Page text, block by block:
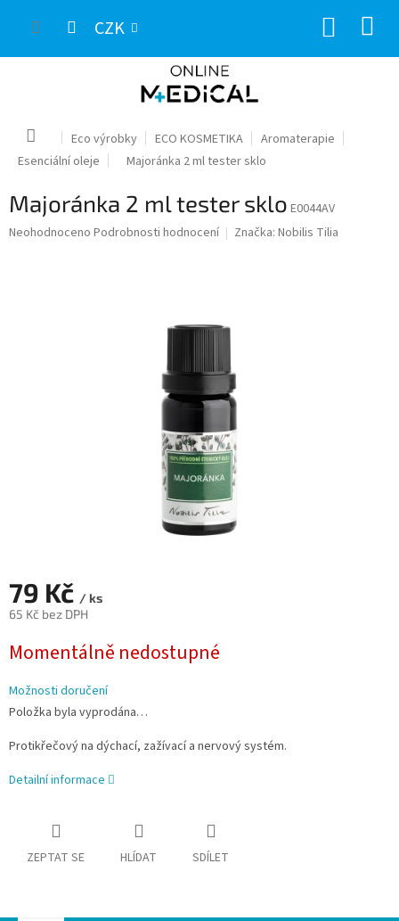
CZK
Domů Eco výrobky ECO KOSMETIKA
Aromaterapie
Esenciální oleje
Majoránka 2 ml tester sklo
Majoránka 2 ml tester sklo E0044AV
Průměrné
Neohodnoceno Podrobnosti hodnocení Značka: Nobilis Tilia
79 Kč / ks
65 Kč bez DPH
cena:
Momentálně nedostupné
Možnosti doručení
Položka byla vyprodána…
Protikřečový na dýchací, zažívací a nervový systém.
Detailní informace
ZEPTAT SE HLÍDAT SDÍLET